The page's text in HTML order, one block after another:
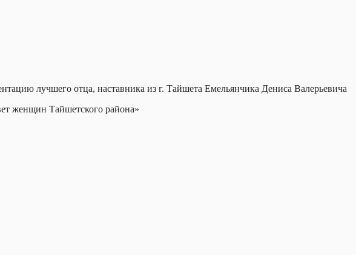
лучшего отца, наставника из г. Тайшета Емельянчика Дениса Валерьевича
женщин Тайшетского района»